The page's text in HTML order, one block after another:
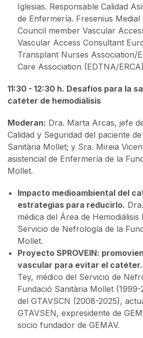
Iglesias. Responsable Calidad
de Enfermería. Fresenius Medial
Council member Vascular
Vascular Access Consultant
Transplant Nurses Association/
Care Association (EDTNA/ERCA)
11:30 - 12:30 h. Desafíos para la
catéter de hemodiálisis
Moderan: Dra. Marta Arcas, jefe
Calidad y Seguridad del paciente
Sanitària Mollet; y Sra. Mireia
asistencial de Enfermería de la
Mollet.
Impacto medioambiental del
estrategias para reducirlo.
médica del Área de Hemodiálisis
Servicio de Nefrología de la
Mollet.
Proyecto SPROVEIN:
vascular para evitar el catéter.
Tey, médico del Servicio de
Fundació Sanitària Mollet
del GTAVSCN (2008-2025),
GTAVSEN, expresidente de
socio fundador de GEMAV.